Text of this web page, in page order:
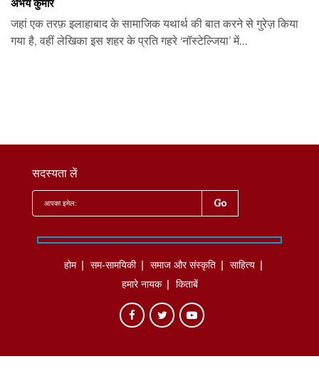
अभय कुमार
जहां एक तरफ़ इलाहाबाद के सामाजिक यथार्थ की बात करने से गुरेज़ किया
गया है, वहीं लेखिका इस शहर के प्रति गहरे ‘नॉस्टेल्जिया’ में...
सदस्यता लें
होम सम-सामयिकी समाज और संस्कृति
साहित्‍य
हमारे नायक
किताबें